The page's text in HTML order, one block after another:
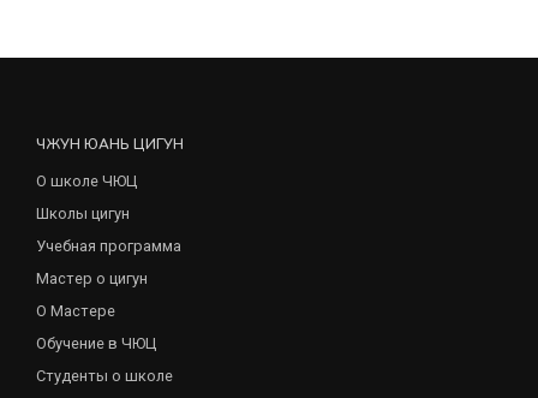
ЧЖУН ЮАНЬ ЦИГУН
О школе ЧЮЦ
Школы цигун
Учебная программа
Мастер о цигун
О Мастере
Обучение в ЧЮЦ
Студенты о школе